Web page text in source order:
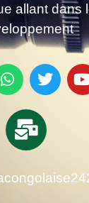
allant dans